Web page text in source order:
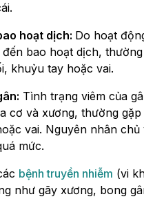
hoạt dịch: Do hoạt
đến bao hoạt dịch,
khuỷu tay hoặc vai.
Tình trạng viêm của
cơ và xương, thường
vai. Nguyên nhân chủ
mức.
bệnh truyền nhiễm (vi
như gãy xương, bong